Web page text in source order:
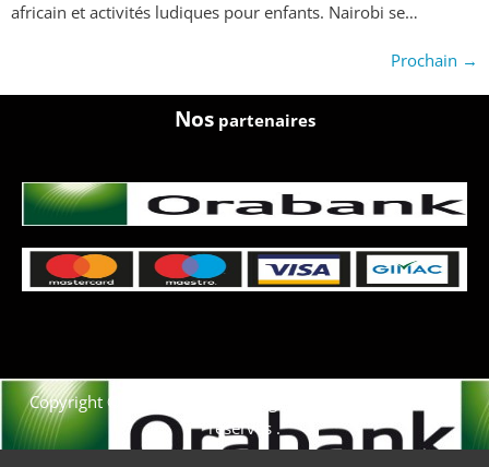
africain et activités ludiques pour enfants. Nairobi se…
Prochain →
Nospartenaires
Copyright © 2021. Afrique-voyage-découverte tous droits
réservés .